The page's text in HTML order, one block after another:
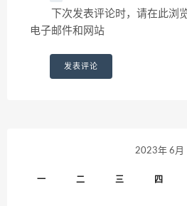
下次发表评论时，请在此浏
电子邮件和网站
2023年 6月
一 二 三 四